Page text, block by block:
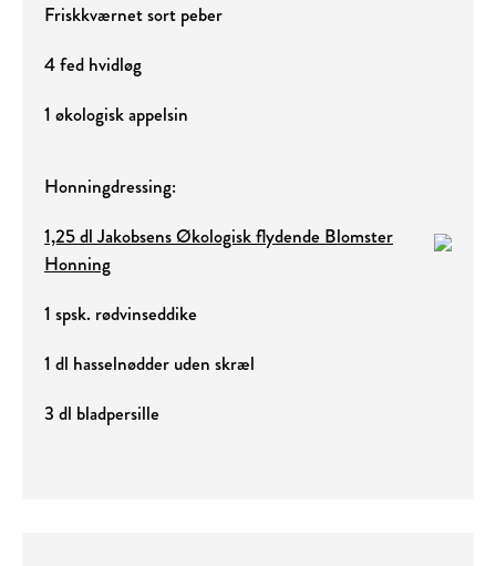
Friskkværnet sort peber
4 fed hvidløg
1 økologisk appelsin
Honningdressing:
1,25 dl Jakobsens Økologisk flydende Blomster
Honning
1 spsk. rødvinseddike
1 dl hasselnødder uden skræl
3 dl bladpersille